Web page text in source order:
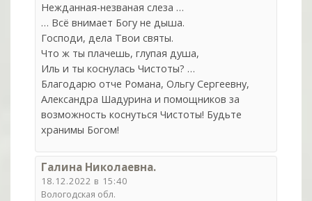
Нежданная-незваная слеза …
… Всё внимает Богу не дыша.
Господи, дела Твои святы.
Что ж ты плачешь, глупая душа,
Иль и ты коснулась Чистоты? …
Благодарю отче Романа, Ольгу Сергеевну,
Александра Шадурина и помощников за
возможность коснуться Чистоты! Будьте
хранимы Богом!
Галина Николаевна.
18.12.2022 в 15:40
Вологодская обл.